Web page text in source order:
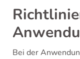
Bei der